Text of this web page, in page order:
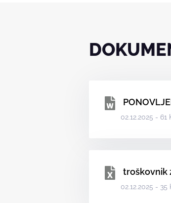
02.12.2025 - 61
troškovnik
02.12.2025 - 35